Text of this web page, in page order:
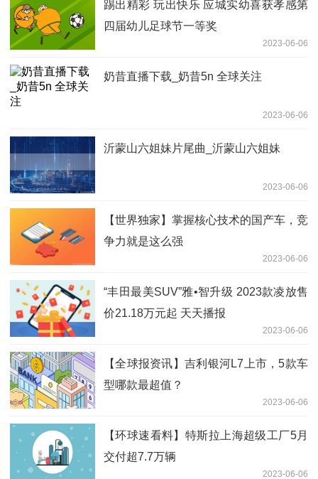
踢出精彩 玩出快乐 应城实幼喜获孝感第
四届幼儿足球节一等奖
2023-06-06
奶昔直播下载_奶昔5n 全球关注
2023-06-06
沂蒙山六姐妹片尾曲_沂蒙山六姐妹
2023-06-06
【世界独家】掌握核心技术的国产车，竞
争力就是这么强
2023-06-06
“丰田最美SUV”雅•智升级 2023款凌放售
价21.18万元起 天天播报
2023-06-06
【全球报资讯】吉利银河L7上市，5款车
型哪款最超值？
2023-06-06
【环球速看料】特斯拉上海超级工厂5月
交付超7.7万辆
2023-06-06